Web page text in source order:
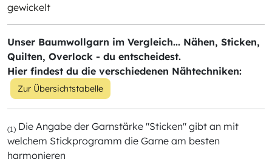
gewickelt
Unser Baumwollgarn im Vergleich... Nähen, Sticken,
Quilten, Overlock - du entscheidest.
Hier findest du die verschiedenen Nähtechniken:
Zur Übersichtstabelle
(1) Die Angabe der Garnstärke "Sticken" gibt an mit
welchem Stickprogramm die Garne am besten
harmonieren